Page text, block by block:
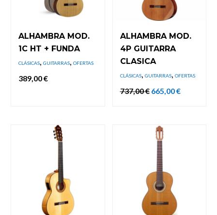
ALHAMBRA MOD.
1C HT + FUNDA
CLÁSICAS,GUITARRAS,OFERTAS
389,00€
ALHAMBRA MOD.
4P GUITARRA
CLASICA
CLÁSICAS, GUITARRAS, OFERTAS
737,00€ El
precio
665,00€El